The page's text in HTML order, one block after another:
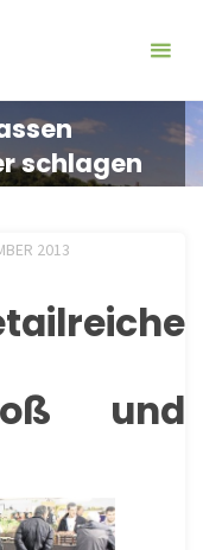
schlagen
2013
und